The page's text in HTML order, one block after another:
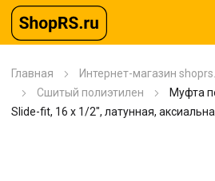
Главная Интернет-магазин
Сшитый полиэтилен
Муфта
Slide-fit, 16 х 1/2″, латунная,